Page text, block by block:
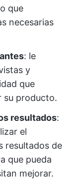
que
necesarias
: le
y
que
su producto.
resultados:
el
resultados de
que pueda
mejorar.